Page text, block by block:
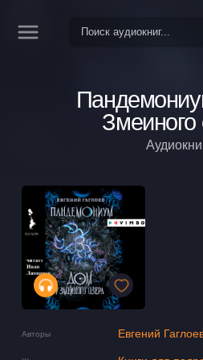
Змеиного
Авторы Евгений